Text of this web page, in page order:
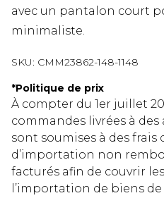
avec un pantalon court
minimaliste.
SKU: CMM23862-148-1148
*Politique de prix
À compter du 1er juillet
commandes livrées à des
sont soumises à des frais
d’importation non
facturés afin de couvrir
l’importation de biens